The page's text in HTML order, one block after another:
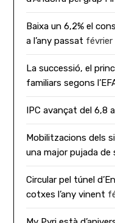
Baixa un 6,2% el
a l’any passat février
La successió, el
familiars segons
IPC avançat del 6,8
Mobilitzacions dels
una major pujada de
Circular pel túnel
cotxes l’any vinent